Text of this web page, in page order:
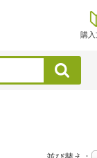
購
検索